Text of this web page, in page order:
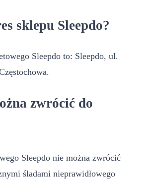
sklepu Sleepdo?
Sleepdo to: Sleepdo, ul.
zwrócić do
Sleepdo nie można zwrócić
śladami nieprawidłowego